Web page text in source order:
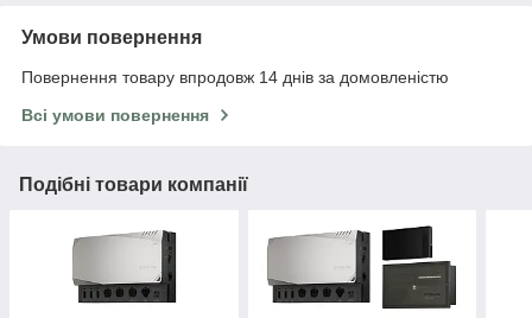
Умови повернення
Повернення товару впродовж 14 днів за домовленістю
Всі умови повернення
Подібні товари компанії